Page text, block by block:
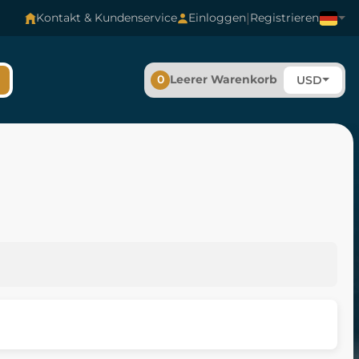
Kontakt & Kundenservice Einloggen|Registrieren
0 Leerer Warenkorb USD